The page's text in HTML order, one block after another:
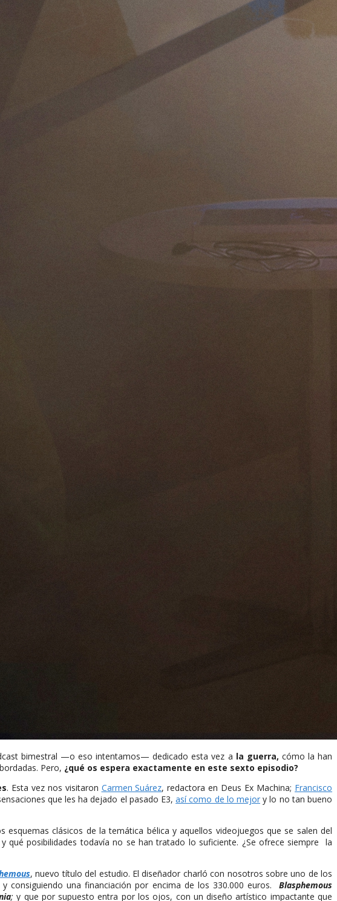
bimestral —o eso intentamos— dedicado esta vez a la guerra, cómo la han
Pero, ¿qué os espera exactamente en este sexto episodio?
. Esta vez nos visitaron Carmen Suárez, redactora en Deus Ex Machina; Francisco
que les ha dejado el pasado E3,así como de lo mejor y lo no tan bueno
esquemas clásicos de la temática bélica y aquellos videojuegos que se salen del
qué posibilidades todavía no se han tratado lo suficiente. ¿Se ofrece siempre la
, nuevo título del estudio. El diseñador charló con nosotros sobre uno de los
y consiguiendo una financiación por encima de los 330.000 euros.Blasphemous
;y que por supuesto entra por los ojos, con un diseño artístico impactante que